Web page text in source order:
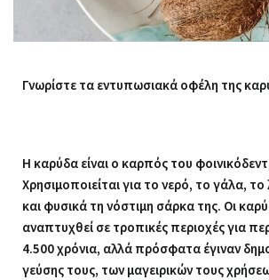
Γνωρίστε τα εντυπωσιακά οφέλη της
Η καρύδα είναι ο καρπός του
Χρησιμοποιείται για το νερό, το γάλα, το
και φυσικά τη νόστιμη σάρκα της. Οι
αναπτυχθεί σε τροπικές περιοχέςγια
4.500 χρόνια, αλλά πρόσφατα έγιναν
γεύσης τους, των μαγειρικών τους